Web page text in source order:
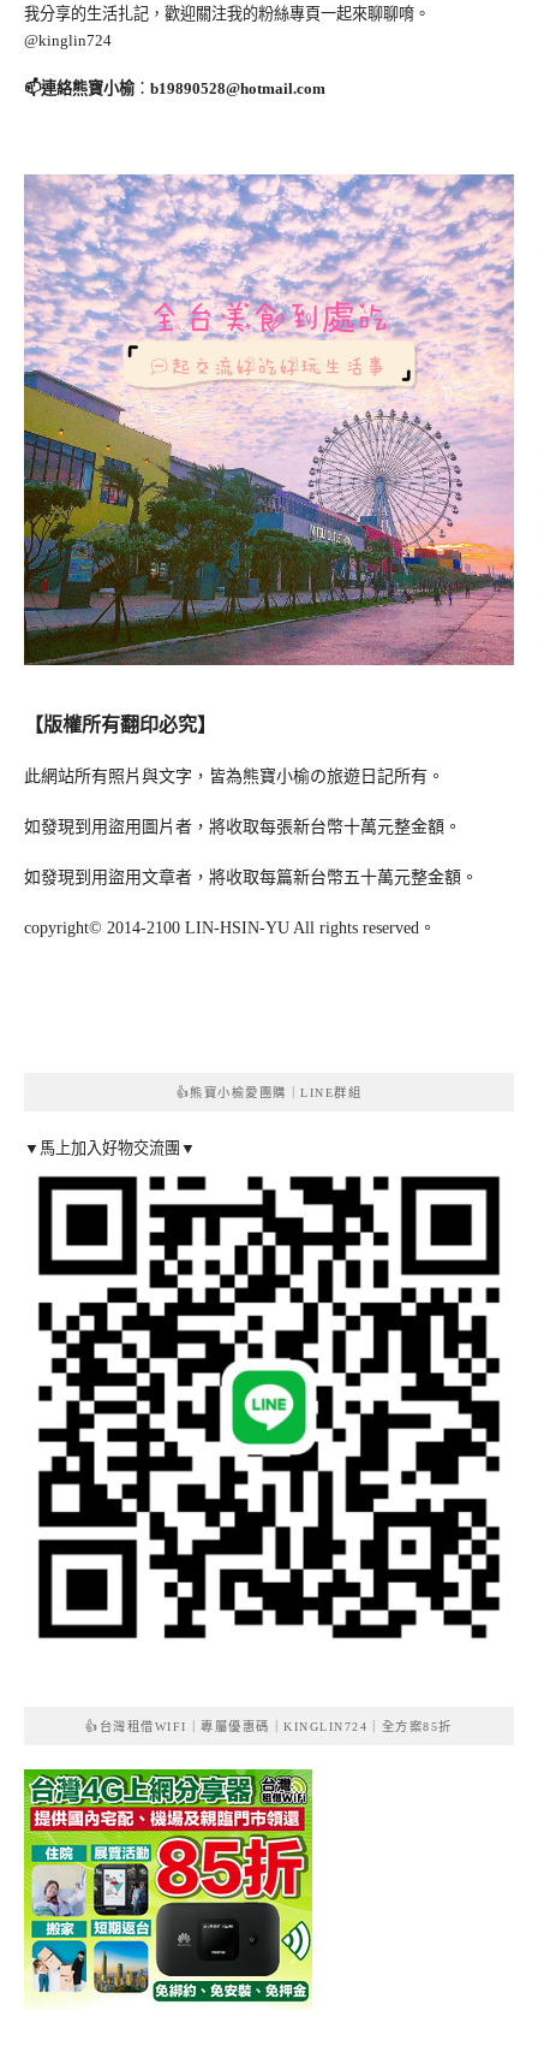
我分享的生活扎記，歡迎關注我的粉絲專頁一起來聊聊唷。
@kinglin724
📫連絡熊寶小榆： b19890528@hotmail.com
【版權所有翻印必究】
此網站所有照片與文字，皆為熊寶小榆の旅遊日記所有。
如發現到用盜用圖片者，將收取每張新台幣十萬元整金額。
如發現到用盜用文章者，將收取每篇新台幣五十萬元整金額。
copyright© 2014-2100 LIN-HSIN-YU All rights reserved。
👍熊寶小榆愛團購｜LINE群組
▼馬上加入好物交流團▼
👍台灣租借WIFI｜專屬優惠碼｜KINGLIN724｜全方案85折